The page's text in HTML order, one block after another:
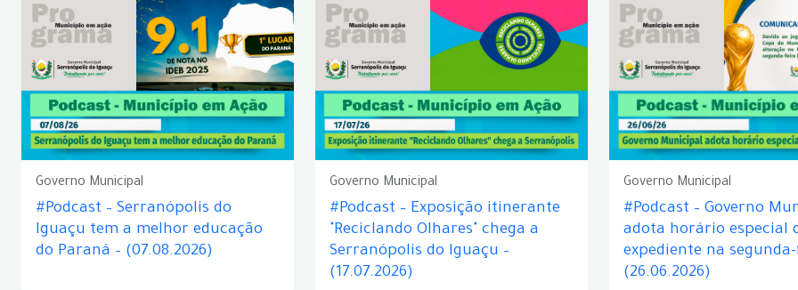
Governo Municipal
#Podcast – Serranópolis do
Iguaçu tem a melhor educação
do Paraná – (07.08.2026)
Governo Municipal
#Podcast – Exposição itinerante
"Reciclando Olhares" chega a
Serranópolis do Iguaçu –
(17.07.2026)
Governo Municipal
#Podcast – Governo
adota horário especial
expediente na
(26.06.2026)